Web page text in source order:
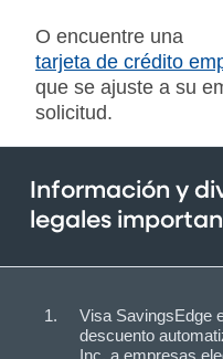
O encuentre una
tarjeta de crédito
que se ajuste a su
solicitud.
Información y
legales
Visa SavingsEdge
descuento
Inc. a empresas